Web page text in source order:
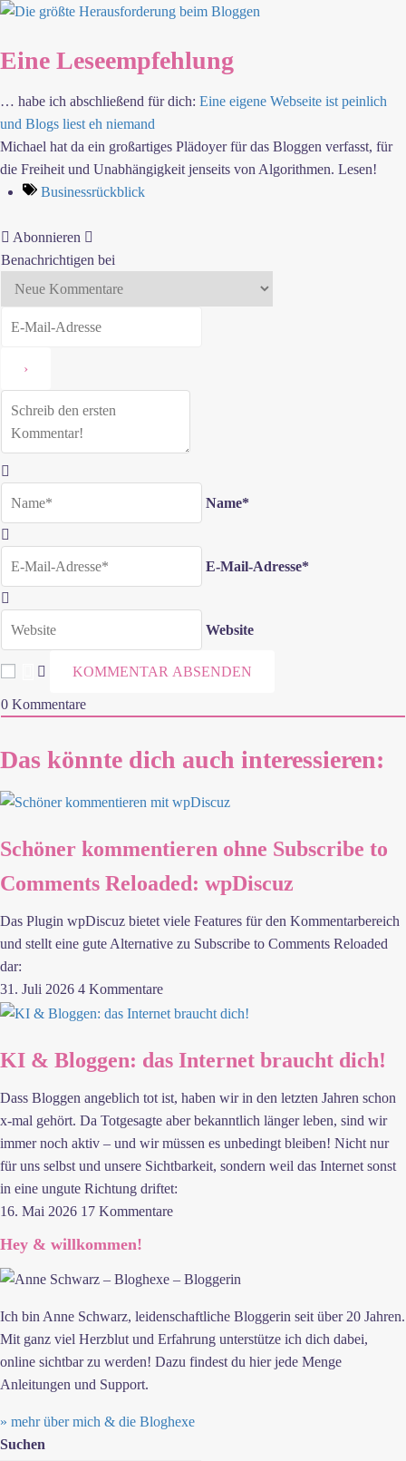
Eine Leseempfehlung
… habe ich abschließend für dich: Eine eigene Webseite ist peinlich
und Blogs liest eh niemand
Michael hat da ein großartiges Plädoyer für das Bloggen verfasst, für
die Freiheit und Unabhängigkeit jenseits von Algorithmen. Lesen!
Businessrückblick
Abonnieren
Benachrichtigen bei
Name*
E-Mail-Adresse*
Website
0 Kommentare
Das könnte dich auch interessieren:
Schöner kommentieren ohne Subscribe to
Comments Reloaded: wpDiscuz
Das Plugin wpDiscuz bietet viele Features für den Kommentarbereich
und stellt eine gute Alternative zu Subscribe to Comments Reloaded
dar:
31. Juli 2026 4 Kommentare
KI & Bloggen: das Internet braucht dich!
Dass Bloggen angeblich tot ist, haben wir in den letzten Jahren schon
x-mal gehört. Da Totgesagte aber bekanntlich länger leben, sind wir
immer noch aktiv – und wir müssen es unbedingt bleiben! Nicht nur
für uns selbst und unsere Sichtbarkeit, sondern weil das Internet sonst
in eine ungute Richtung driftet:
16. Mai 2026 17 Kommentare
Hey & willkommen!
Ich bin Anne Schwarz, leidenschaftliche Bloggerin seit über 20 Jahren.
Mit ganz viel Herzblut und Erfahrung unterstütze ich dich dabei,
online sichtbar zu werden! Dazu findest du hier jede Menge
Anleitungen und Support.
» mehr über mich & die Bloghexe
Suchen